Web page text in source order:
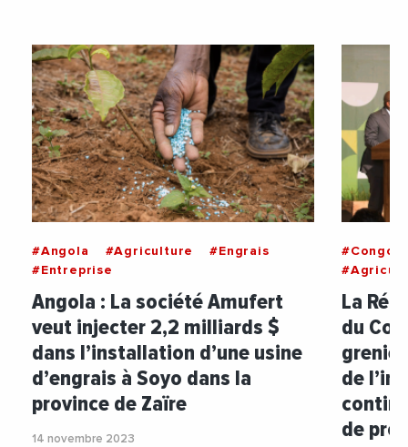
#Angola #Agriculture
#Engrais
#Entreprise
Angola : La société Amufert
veut injecter 2,2 milliards $
dans l’installation d’une usine
d’engrais à Soyo dans la
province de Zaïre
14 novembre 2023
#Congo
La
du
de
de